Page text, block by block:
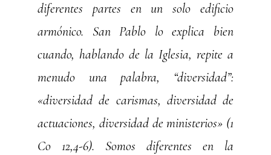
diferentes partes en un solo edificio
armónico. San Pablo lo explica bien
cuando, hablando de la Iglesia, repite a
menudo una palabra, “diversidad”:
«diversidad de carismas, diversidad de
actuaciones, diversidad de ministerios» (1
Co 12,4-6). Somos diferentes en la